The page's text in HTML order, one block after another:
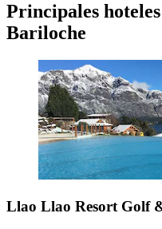
Principales
Bariloche
Llao Llao Resort Golf